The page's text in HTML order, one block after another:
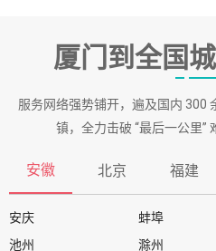
厦门到全国
服务网络强势铺开，遍及国内 300
镇，全力击破 “最后一公里”
安徽 北京 福建
安庆 蚌埠
池州
滁州